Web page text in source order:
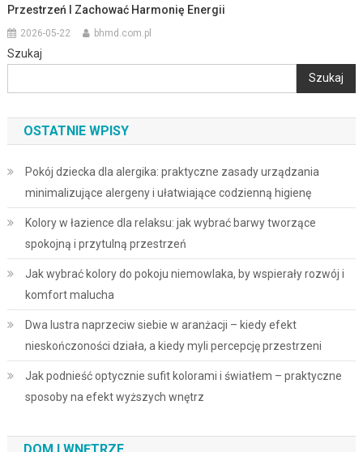
Przestrzeń I Zachować Harmonię Energii
2026-05-22 bhmd.com.pl
Szukaj
Szukaj
OSTATNIE WPISY
Pokój dziecka dla alergika: praktyczne zasady urządzania
minimalizujące alergeny i ułatwiające codzienną higienę
Kolory w łazience dla relaksu: jak wybrać barwy tworzące
spokojną i przytulną przestrzeń
Jak wybrać kolory do pokoju niemowlaka, by wspierały rozwój i
komfort malucha
Dwa lustra naprzeciw siebie w aranżacji – kiedy efekt
nieskończoności działa, a kiedy myli percepcję przestrzeni
Jak podnieść optycznie sufit kolorami i światłem – praktyczne
sposoby na efekt wyższych wnętrz
DOM I WNĘTRZE